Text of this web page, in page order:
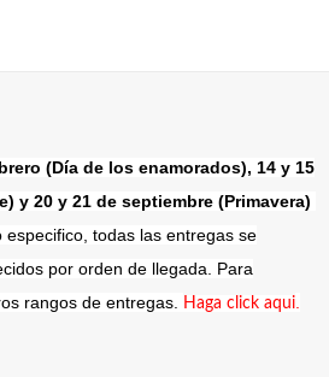
(Día de los enamorados), 14 y 15
y 20 y 21 de septiembre (Primavera)
todas las entregas se
por orden de llegada. Para
rangos de entregas.
Haga click aqui